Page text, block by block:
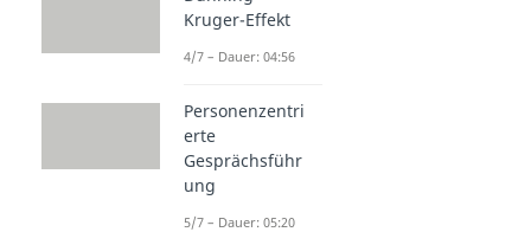
Kruger-Effekt
4/7 – Dauer: 04:56
Personenzentri
erte
Gesprächsführ
ung
5/7 – Dauer: 05:20